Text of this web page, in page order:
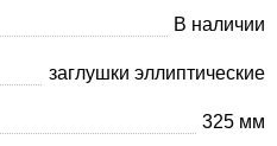
В наличии
заглушки эллиптические
325 мм